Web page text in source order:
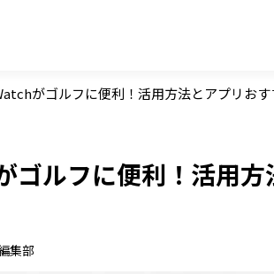
がゴルフに便利！活用方法とアプリおす
ルフに便利！活用方
集部